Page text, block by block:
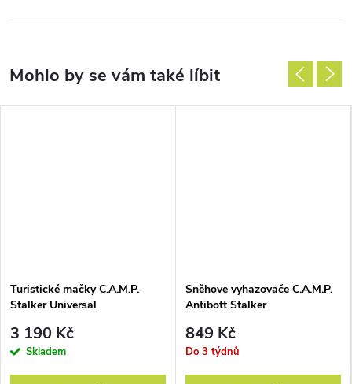
Turistické mačky C.A.M.P.
Stalker Universal
3 190 Kč
Skladem
Sněhove vyhazovače C.A.M.P.
Antibott Stalker
849 Kč
Do 3 týdnů